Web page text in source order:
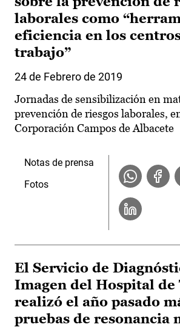
laborales como
eficiencia en los
trabajo”
24 de Febrero de 2019
Jornadas de sensibilización en
prevención de riesgos laborales,
Corporación Campos de Albacete
Notas de prensa
Fotos
El Servicio de
Imagen del Hospital de
realizó el año pasado
pruebas de resonancia